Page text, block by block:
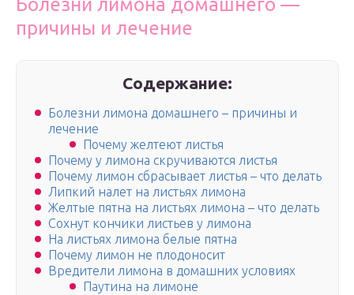
Болезни лимона домашнего —
причины и лечение
Содержание:
Болезни лимона домашнего – причины и
лечение
Почему желтеют листья
Почему у лимона скручиваются листья
Почему лимон сбрасывает листья – что делать
Липкий налет на листьях лимона
Желтые пятна на листьях лимона – что делать
Сохнут кончики листьев у лимона
На листьях лимона белые пятна
Почему лимон не плодоносит
Вредители лимона в домашних условиях
Паутина на лимоне